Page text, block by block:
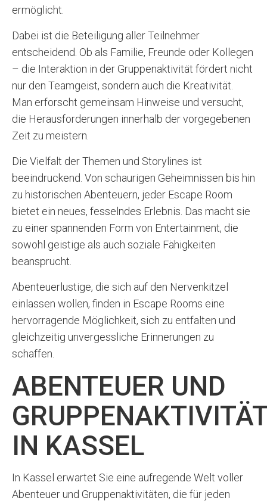
ermöglicht.
Dabei ist die Beteiligung aller Teilnehmer
entscheidend. Ob als Familie, Freunde oder Kollegen
– die Interaktion in der Gruppenaktivität fördert nicht
nur den Teamgeist, sondern auch die Kreativität.
Man erforscht gemeinsam Hinweise und versucht,
die Herausforderungen innerhalb der vorgegebenen
Zeit zu meistern.
Die Vielfalt der Themen und Storylines ist
beeindruckend. Von schaurigen Geheimnissen bis hin
zu historischen Abenteuern, jeder Escape Room
bietet ein neues, fesselndes Erlebnis. Das macht sie
zu einer spannenden Form von Entertainment, die
sowohl geistige als auch soziale Fähigkeiten
beansprucht.
Abenteuerlustige, die sich auf den Nervenkitzel
einlassen wollen, finden in Escape Rooms eine
hervorragende Möglichkeit, sich zu entfalten und
gleichzeitig unvergessliche Erinnerungen zu
schaffen.
ABENTEUER UND
IN KASSEL
In Kassel erwartet Sie eine aufregende Welt voller
Abenteuer und Gruppenaktivitäten, die für jeden